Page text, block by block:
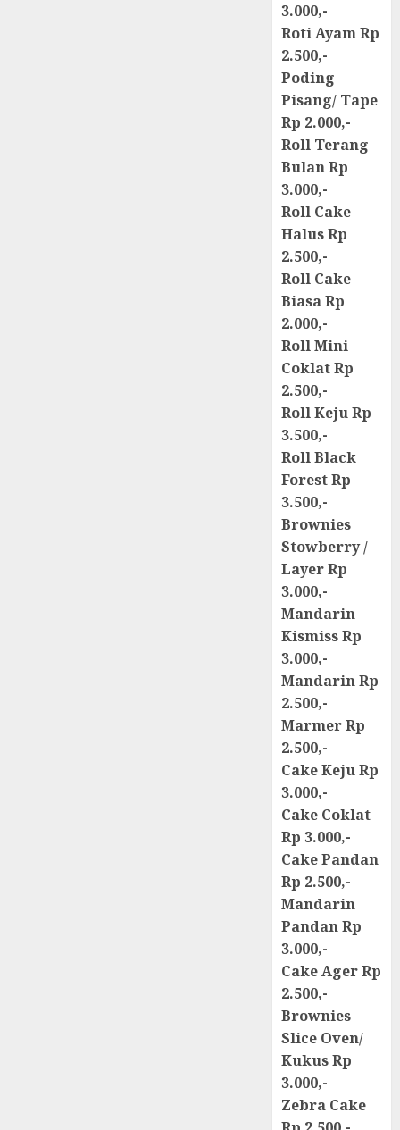
3.000,-
Roti Ayam Rp
2.500,-
Poding
Pisang/ Tape
Rp 2.000,-
Roll Terang
Bulan Rp
3.000,-
Roll Cake
Halus Rp
2.500,-
Roll Cake
Biasa Rp
2.000,-
Roll Mini
Coklat Rp
2.500,-
Roll Keju Rp
3.500,-
Roll Black
Forest Rp
3.500,-
Brownies
Stowberry /
Layer Rp
3.000,-
Mandarin
Kismiss Rp
3.000,-
Mandarin Rp
2.500,-
Marmer Rp
2.500,-
Cake Keju Rp
3.000,-
Cake Coklat
Rp 3.000,-
Cake Pandan
Rp 2.500,-
Mandarin
Pandan Rp
3.000,-
Cake Ager Rp
2.500,-
Brownies
Slice Oven/
Kukus Rp
3.000,-
Zebra Cake